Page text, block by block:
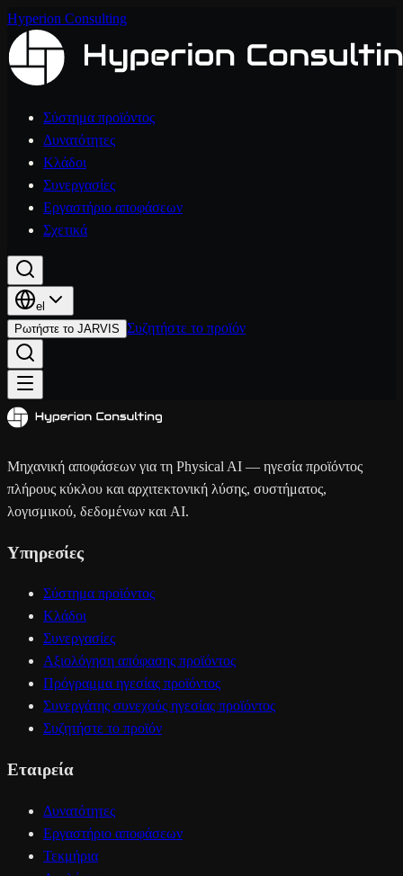
Hyperion Consulting
Σύστημα προϊόντος
Δυνατότητες
Κλάδοι
Συνεργασίες
Εργαστήριο αποφάσεων
Σχετικά
el
Ρωτήστε το JARVIS Συζητήστε το προϊόν
Μηχανική αποφάσεων για τη Physical AI — ηγεσία προϊόντος
πλήρους κύκλου και αρχιτεκτονική λύσης, συστήματος,
λογισμικού, δεδομένων και AI.
Υπηρεσίες
Σύστημα προϊόντος
Κλάδοι
Συνεργασίες
Αξιολόγηση απόφασης προϊόντος
Πρόγραμμα ηγεσίας προϊόντος
Συνεργάτης συνεχούς ηγεσίας προϊόντος
Συζητήστε το προϊόν
Εταιρεία
Δυνατότητες
Εργαστήριο αποφάσεων
Τεκμήρια